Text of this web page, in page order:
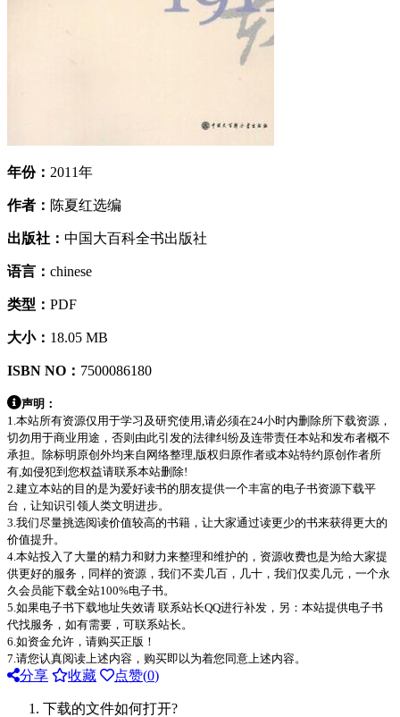
年份： 2011年
作者： 陈夏红选编
出版社： 中国大百科全书出版社
语言： chinese
类型： PDF
大小： 18.05 MB
ISBN NO： 7500086180
声明：
1.本站所有资源仅用于学习及研究使用,请必须在24小时内删除所下载资源，
切勿用于商业用途，否则由此引发的法律纠纷及连带责任本站和发布者概不
承担。除标明原创外均来自网络整理,版权归原作者或本站特约原创作者所
有,如侵犯到您权益请联系本站删除!
2.建立本站的目的是为爱好读书的朋友提供一个丰富的电子书资源下载平
台，让知识引领人类文明进步。
3.我们尽量挑选阅读价值较高的书籍，让大家通过读更少的书来获得更大的
价值提升。
4.本站投入了大量的精力和财力来整理和维护的，资源收费也是为给大家提
供更好的服务，同样的资源，我们不卖几百，几十，我们仅卖几元，一个永
久会员能下载全站100%电子书。
5.如果电子书下载地址失效请 联系站长QQ进行补发，另：本站提供电子书
代找服务，如有需要，可联系站长。
6.如资金允许，请购买正版！
7.请您认真阅读上述内容，购买即以为着您同意上述内容。
分享 收藏 点赞(0)
下载的文件如何打开?